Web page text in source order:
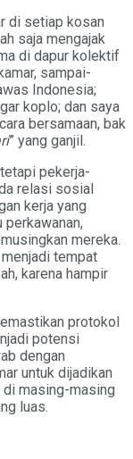
di setiap kosan
saja mengajak
di dapur kolektif
sampai-
Indonesia;
koplo; dan saya
bersamaan, bak
” yang ganjil.
pekerja-
relasi sosial
kerja yang
mereka.
tempat
karena hampir
protokol
potensi
dengan
untuk dijadikan
di masing-masing
luas.